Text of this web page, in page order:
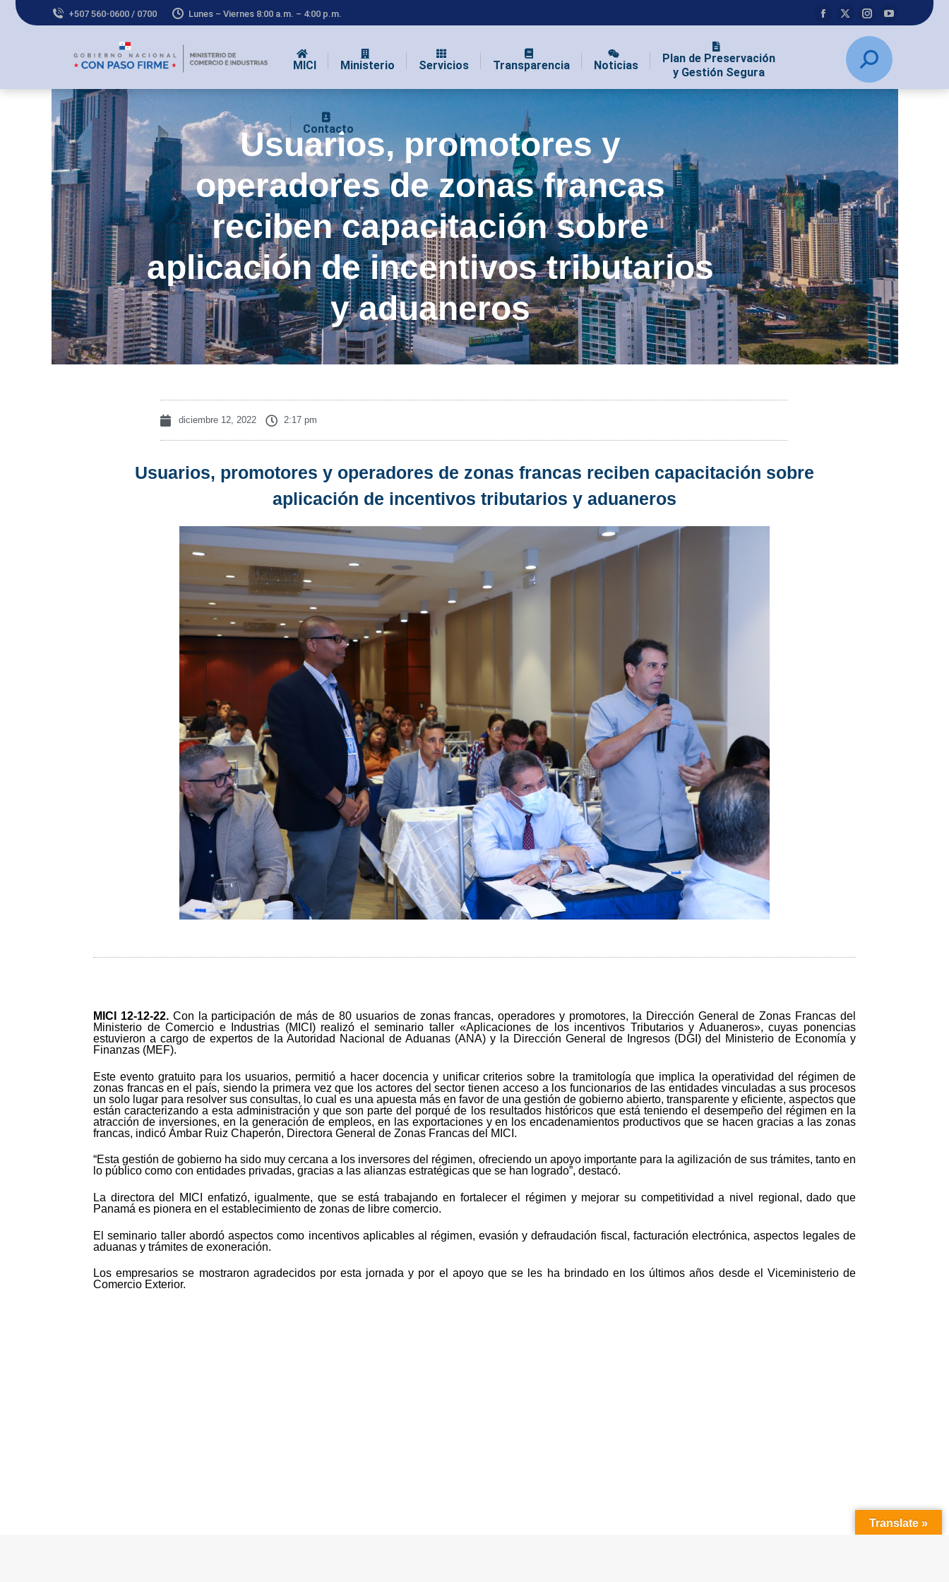
+507 560-0600 / 0700 Lunes – Viernes 8:00 a.m. – 4:00 p.m.
MICI Ministerio Servicios Transparencia Noticias
Plan de Preservación
y Gestión Segura
Contacto
Usuarios, promotores y
operadores de zonas francas
reciben capacitación sobre
aplicación de incentivos tributarios
y aduaneros
diciembre 12, 2022 2:17 pm
Usuarios, promotores y operadores de zonas francas reciben capacitación sobre
aplicación de incentivos tributarios y aduaneros
MICI 12-12-22. Con la participación de más de 80 usuarios de zonas francas, operadores y promotores, la Dirección General de Zonas Francas del
Ministerio de Comercio e Industrias (MICI) realizó el seminario taller «Aplicaciones de los incentivos Tributarios y Aduaneros», cuyas ponencias
estuvieron a cargo de expertos de la Autoridad Nacional de Aduanas (ANA) y la Dirección General de Ingresos (DGI) del Ministerio de Economía y
Finanzas (MEF).
Este evento gratuito para los usuarios, permitió a hacer docencia y unificar criterios sobre la tramitología que implica la operatividad del régimen de
zonas francas en el país, siendo la primera vez que los actores del sector tienen acceso a los funcionarios de las entidades vinculadas a sus procesos
un solo lugar para resolver sus consultas, lo cual es una apuesta más en favor de una gestión de gobierno abierto, transparente y eficiente, aspectos que
están caracterizando a esta administración y que son parte del porqué de los resultados históricos que está teniendo el desempeño del régimen en la
atracción de inversiones, en la generación de empleos, en las exportaciones y en los encadenamientos productivos que se hacen gracias a las zonas
francas, indicó Ámbar Ruiz Chaperón, Directora General de Zonas Francas del MICI.
“Esta gestión de gobierno ha sido muy cercana a los inversores del régimen, ofreciendo un apoyo importante para la agilización de sus trámites, tanto en
lo público como con entidades privadas, gracias a las alianzas estratégicas que se han logrado”, destacó.
La directora del MICI enfatizó, igualmente, que se está trabajando en fortalecer el régimen y mejorar su competitividad a nivel regional, dado que
Panamá es pionera en el establecimiento de zonas de libre comercio.
El seminario taller abordó aspectos como incentivos aplicables al régimen, evasión y defraudación fiscal, facturación electrónica, aspectos legales de
aduanas y trámites de exoneración.
Los empresarios se mostraron agradecidos por esta jornada y por el apoyo que se les ha brindado en los últimos años desde el Viceministerio de
Comercio Exterior.
Translate »